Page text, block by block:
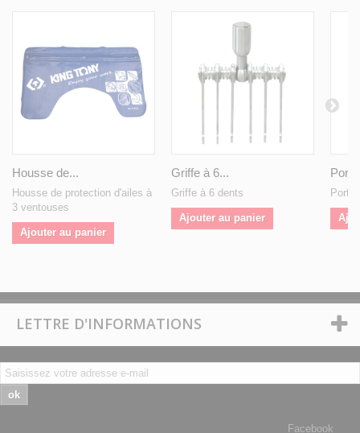
Housse de...
Housse de protection d'ailes à
3 ventouses
Ajouter au panier
Griffe à 6...
Griffe à 6 dents
Ajouter au panier
LETTRE D'INFORMATIONS
ok
Facebook